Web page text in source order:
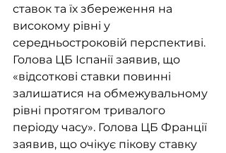
ставок та їх збереження на
високому рівні у
середньостроковій перспективі.
Голова ЦБ Іспанії заявив, що
«відсоткові ставки повинні
залишатися на обмежувальному
рівні протягом тривалого
періоду часу». Голова ЦБ Франції
заявив, що очікує пікову ставку